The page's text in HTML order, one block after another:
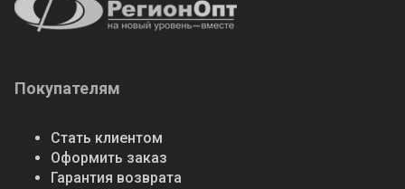
Покупателям
Стать клиентом
Оформить заказ
Гарантия возврата